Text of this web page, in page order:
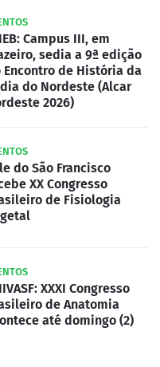
Campus III, em
sedia a 9ª edição
Encontro de História da
do Nordeste (Alcar
2026)
do São Francisco
XX Congresso
de Fisiologia
XXXI Congresso
de Anatomia
até domingo (2)